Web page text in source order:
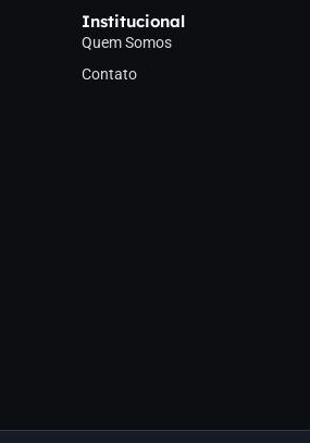
Institucional
Quem Somos
Contato